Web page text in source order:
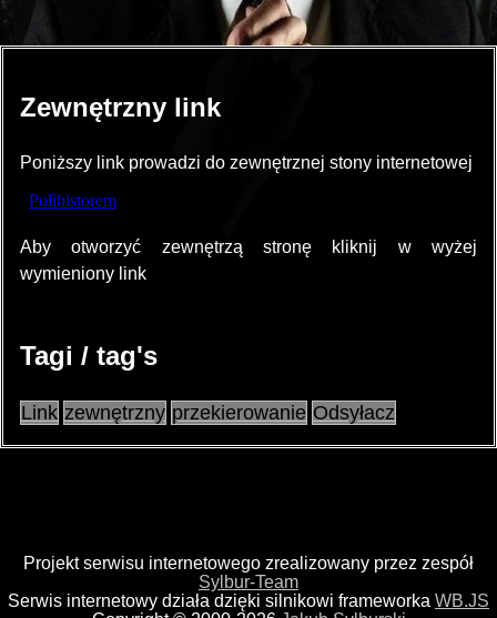
Zewnętrzny link
Poniższy link prowadzi do zewnętrznej stony internetowej
Aby otworzyć zewnętrzą stronę kliknij w wyżej
wymieniony link
Tagi / tag's
Link zewnętrzny przekierowanie Odsyłacz
Projekt serwisu internetowego zrealizowany przez zespół
Sylbur-Team
Serwis internetowy działa dzięki silnikowi frameworka WB.JS